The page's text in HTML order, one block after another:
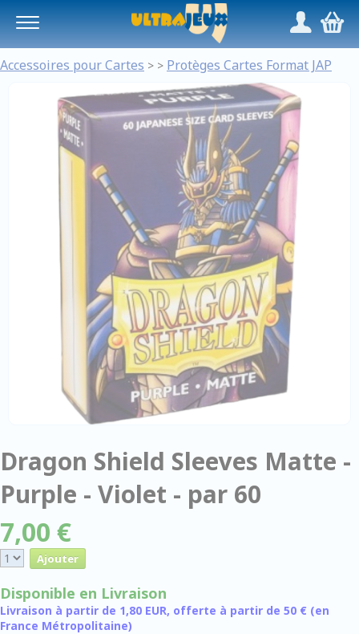
/,
Accessoires pour Cartes > > Protèges Cartes Format JAP
Dragon Shield Sleeves Matte -
Purple - Violet - par 60
7,00 €
Disponible en Livraison
Livraison à partir de 1,80 EUR, offerte à partir de 50 € (en
France Métropolitaine)